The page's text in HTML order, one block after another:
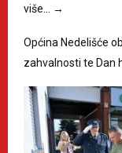
više… →
Općina Nedelišće
zahvalnosti te Dan